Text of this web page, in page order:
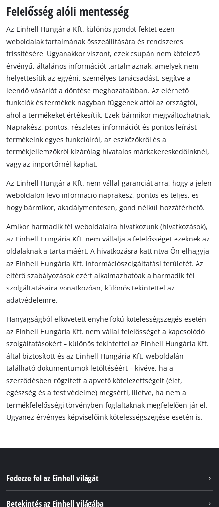
Felelősség alóli mentesség
Az Einhell Hungária Kft. különös gondot fektet ezen
weboldalak tartalmának összeállítására és rendszeres
frissítésére. Ugyanakkor viszont, ezek csupán nem kötelező
érvényű, általános információt tartalmaznak, amelyek nem
helyettesítik az egyéni, személyes tanácsadást, segítve a
leendő vásárlót a döntése meghozatalában. Az elérhető
funkciók és termékek nagyban függenek attól az országtól,
ahol a termékeket értékesítik. Ezek bármikor megváltozhatnak.
Naprakész, pontos, részletes információt és pontos leírást
termékeink egyes funkcióiról, az eszközökről és a
termékjellemzőkről kizárólag hivatalos márkakereskedőinknél,
vagy az importőrnél kaphat.
Az Einhell Hungária Kft. nem vállal garanciát arra, hogy a jelen
weboldalon lévő információ naprakész, pontos és teljes, és
hogy bármikor, akadálymentesen, gond nélkül hozzáférhető.
Amikor harmadik fél weboldalaira hivatkozunk (hivatkozások),
az Einhell Hungária Kft. nem vállalja a felelősséget ezeknek az
oldalaknak a tartalmáért. A hivatkozásra kattintva Ön elhagyja
az Einhell Hungária Kft. információszolgáltatási területét. Az
eltérő szabályozások ezért alkalmazhatóak a harmadik fél
szolgáltatásaira vonatkozóan, különös tekintettel az
adatvédelemre.
Hanyagságból elkövetett enyhe fokú kötelességszegés esetén
az Einhell Hungária Kft. nem vállal felelősséget a kapcsolódó
szolgáltatásokért – különös tekintettel az Einhell Hungária Kft.
által biztosított és az Einhell Hungária Kft. weboldalán
található dokumentumok letöltéséért – kivéve, ha a
szerződésben rögzített alapvető kötelezettségeit (élet,
egészség és a test védelme) megsérti, illetve, ha nem a
termékfelelősségi törvényben foglaltaknak megfelelően jár el.
Ugyanez érvényes képviselőink kötelességszegése esetén is.
Fedezze fel az Einhell világát
Betekintés az Einhell világába